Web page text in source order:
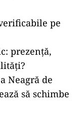
pe
prezență,
Neagră de
să schimbe